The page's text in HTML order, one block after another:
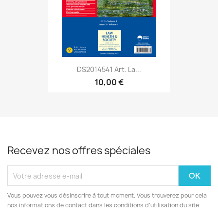
DS2014541 Art. La...
10,00 €
Recevez nos offres spéciales
Vous pouvez vous désinscrire à tout moment. Vous trouverez pour cela
nos informations de contact dans les conditions d'utilisation du site.